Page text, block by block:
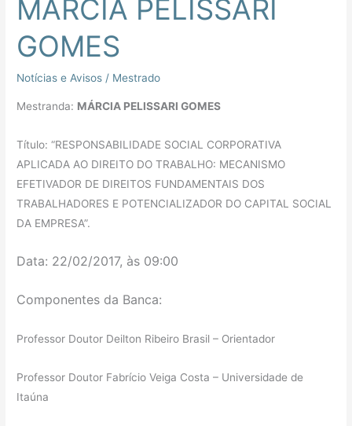
MÁRCIA PELISSARI
GOMES
Notícias e Avisos / Mestrado
Mestranda: MÁRCIA PELISSARI GOMES
Título: “RESPONSABILIDADE SOCIAL CORPORATIVA
APLICADA AO DIREITO DO TRABALHO: MECANISMO
EFETIVADOR DE DIREITOS FUNDAMENTAIS DOS
TRABALHADORES E POTENCIALIZADOR DO CAPITAL SOCIAL
DA EMPRESA”.
Data: 22/02/2017, às 09:00
Componentes da Banca:
Professor Doutor Deilton Ribeiro Brasil – Orientador
Professor Doutor Fabrício Veiga Costa – Universidade de
Itaúna
PELISSARI
GOMES